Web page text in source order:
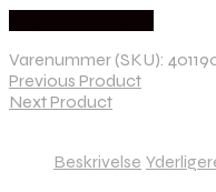
Varenummer (SKU):
Previous Product
Next Product
Beskrivelse